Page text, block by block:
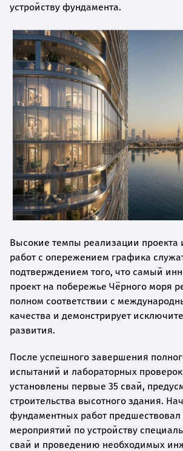
устройству фундамента.
Высокие темпы реализации проекта
работ с опережением графика
подтверждением того, что самый
проект на побережье Чёрного моря
полном соответствии с
качества и демонстрирует
развития.
После успешного завершения
испытаний и лабораторных
установлены первые 35 свай,
строительства высотного здания.
фундаментных работ предшествовал
мероприятий по устройству
свай и проведению необходимых